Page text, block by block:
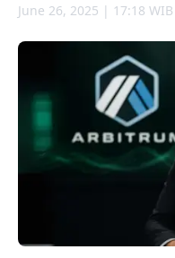
June 26, 2025 | 17:18 WIB